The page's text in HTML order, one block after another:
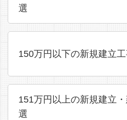
選
150万円以下の新規建立
151万円以上の新規建立
選